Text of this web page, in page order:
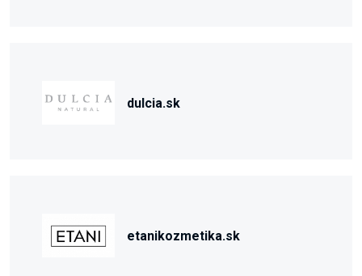
dulcia.sk
etanikozmetika.sk